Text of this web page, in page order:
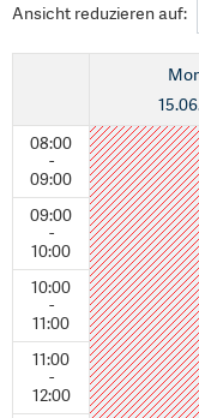
Ansicht reduzieren auf:
08:00
-
09:00
09:00
-
10:00
10:00
-
11:00
11:00
-
12:00